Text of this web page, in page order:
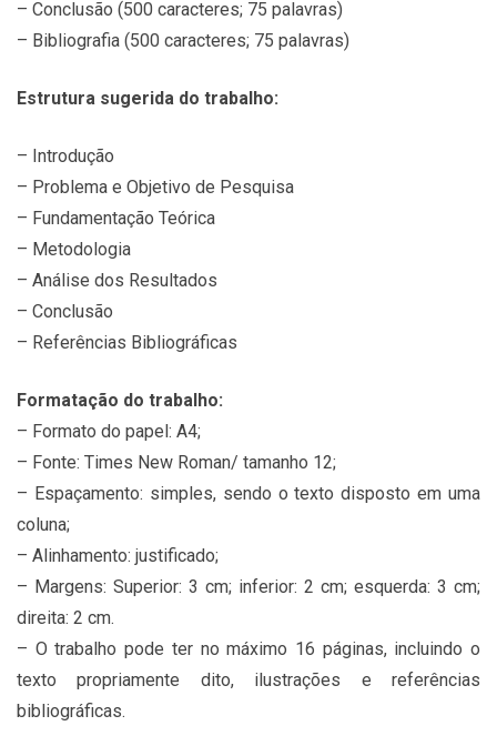
– Conclusão (500 caracteres; 75 palavras)
– Bibliografia (500 caracteres; 75 palavras)
Estrutura sugerida do trabalho:
– Introdução
– Problema e Objetivo de Pesquisa
– Fundamentação Teórica
– Metodologia
– Análise dos Resultados
– Conclusão
– Referências Bibliográficas
Formatação do trabalho:
– Formato do papel: A4;
– Fonte: Times New Roman/ tamanho 12;
– Espaçamento: simples, sendo o texto disposto em uma
coluna;
– Alinhamento: justificado;
– Margens: Superior: 3 cm; inferior: 2 cm; esquerda: 3 cm;
direita: 2 cm.
– O trabalho pode ter no máximo 16 páginas, incluindo o
texto propriamente dito, ilustrações e referências
bibliográficas.